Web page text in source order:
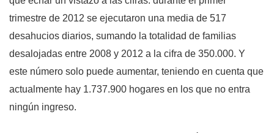
trimestre de 2012 se ejecutaron una media de 517
desahucios diarios, sumando la totalidad de familias
desalojadas entre 2008 y 2012 a la cifra de 350.000. Y
este número solo puede aumentar, teniendo en cuenta que
actualmente hay 1.737.900 hogares en los que no entra
ningún ingreso.